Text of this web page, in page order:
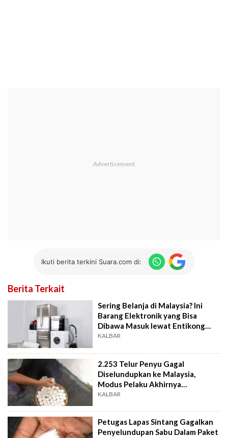
Ikuti berita terkini Suara.com di:
Berita Terkait
Sering Belanja di Malaysia? Ini
Barang Elektronik yang Bisa
Dibawa Masuk lewat Entikong
Tanpa Biaya
KALBAR
2.253 Telur Penyu Gagal
Diselundupkan ke Malaysia,
Modus Pelaku Akhirnya
Terbongkar
KALBAR
Petugas Lapas Sintang Gagalkan
Penyelundupan Sabu Dalam Paket